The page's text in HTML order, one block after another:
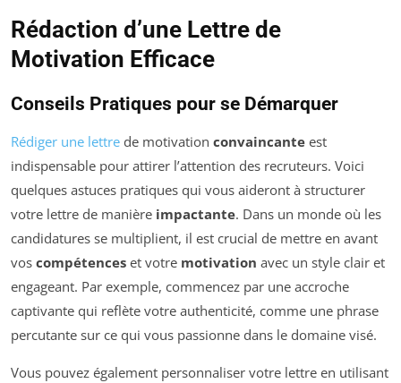
Rédaction d’une Lettre de
Motivation Efficace
Conseils Pratiques pour se Démarquer
Rédiger une lettre de motivation convaincante est
indispensable pour attirer l’attention des recruteurs. Voici
quelques astuces pratiques qui vous aideront à structurer
votre lettre de manière impactante. Dans un monde où les
candidatures se multiplient, il est crucial de mettre en avant
vos compétences et votre motivation avec un style clair et
engageant. Par exemple, commencez par une accroche
captivante qui reflète votre authenticité, comme une phrase
percutante sur ce qui vous passionne dans le domaine visé.
Vous pouvez également personnaliser votre lettre en utilisant